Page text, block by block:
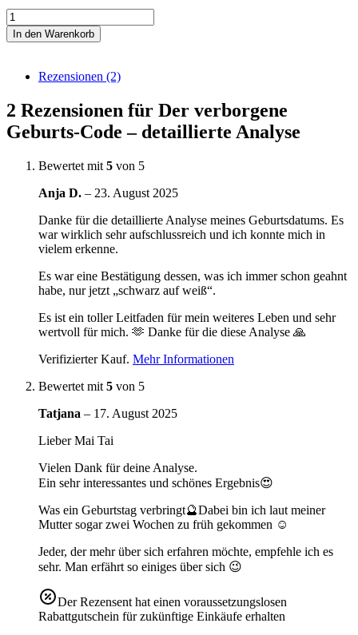
Der
verborgene
Geburts-
detaillierte
Analyse
Menge
In den Warenkorb
Rezensionen (2)
2 Rezensionen für Der verborgene
Geburts-Code – detaillierte Analyse
Bewertet mit 5 von 5
Anja D. – 23. August 2025
Danke für die detaillierte Analyse meines Geburtsdatums. Es
war wirklich sehr aufschlussreich und ich konnte mich in
vielem erkenne.
Es war eine Bestätigung dessen, was ich immer schon geahnt
habe, nur jetzt „schwarz auf weiß“.
Es ist ein toller Leitfaden für mein weiteres Leben und sehr
wertvoll für mich. 🫶 Danke für die diese Analyse 🙏
Verifizierter Kauf. Mehr Informationen
Bewertet mit 5 von 5
Tatjana – 17. August 2025
Lieber Mai Tai
Vielen Dank für deine Analyse.
Ein sehr interessantes und schönes Ergebnis😍
Was ein Geburtstag verbringt🔮Dabei bin ich laut meiner
Mutter sogar zwei Wochen zu früh gekommen ☺️
Jeder, der mehr über sich erfahren möchte, empfehle ich es
sehr. Man erfährt so einiges über sich 😉
Der Rezensent hat einen voraussetzungslosen
Rabattgutschein für zukünftige Einkäufe erhalten